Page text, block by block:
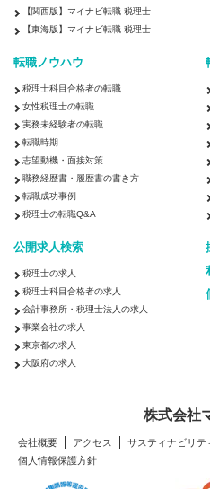
【関西版】マイナビ転職 税理士
【東海版】マイナビ転職 税理士
転職ノウハウ
税理士科目合格者の転職
女性税理士の転職
実務未経験者の転職
転職時期
志望動機・面接対策
職務経歴書・履歴書の書き方
転職成功事例
税理士の転職Q&A
公開求人検索
税理士の求人
税理士科目合格者の求人
会計事務所・税理士法人の求人
事業会社の求人
東京都の求人
大阪府の求人
株式会社
会社概要 アクセス サスティナビリテ
個人情報保護方針